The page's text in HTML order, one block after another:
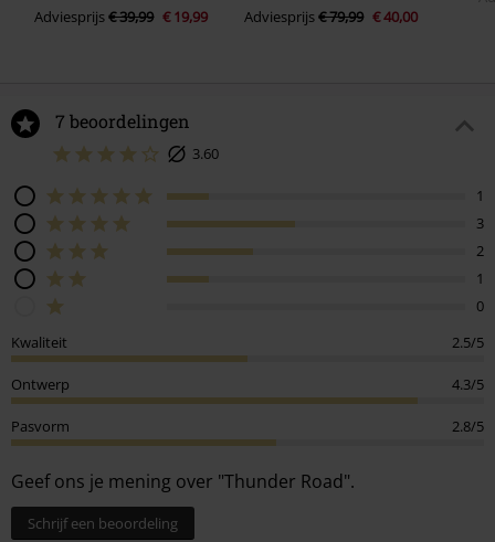
Adviesprijs€ 39,99 € 19,99 Adviesprijs€ 79,99 € 40,00
7 beoordelingen
3.60
1
3
2
1
0
Kwaliteit
2.5/5
Ontwerp 4.3/5
Pasvorm 2.8/5
Geef ons je mening over "Thunder Road".
Schrijf een beoordeling